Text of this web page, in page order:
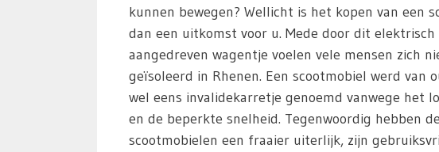
kunnen bewegen? Wellicht is het kopen van een
dan een uitkomst voor u. Mede door dit elektrisch
aangedreven wagentje voelen vele mensen zich
geïsoleerd in Rhenen. Een scootmobiel werd van
wel eens invalidekarretje genoemd vanwege het
en de beperkte snelheid. Tegenwoordig hebben de
scootmobielen een fraaier uiterlijk, zijn